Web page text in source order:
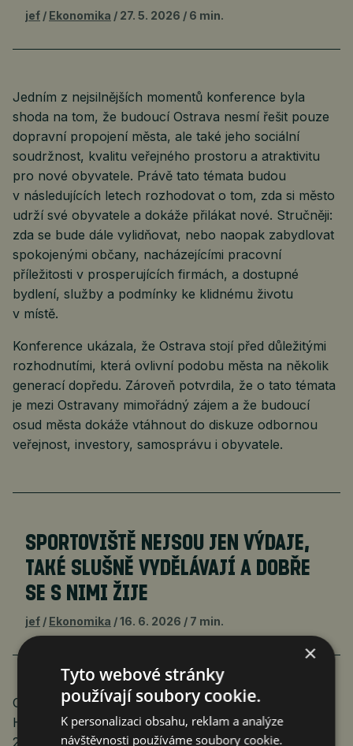
jef Ekonomika 27. 5. 2026 6 min.
Jedním z nejsilnějších momentů konference byla
shoda na tom, že budoucí Ostrava nesmí řešit pouze
dopravní propojení města, ale také jeho sociální
soudržnost, kvalitu veřejného prostoru a atraktivitu
pro nové obyvatele. Právě tato témata budou
v následujících letech rozhodovat o tom, zda si město
udrží své obyvatele a dokáže přilákat nové. Stručněji:
zda se bude dále vylidňovat, nebo naopak zabydlovat
spokojenými občany, nacházejícími pracovní
příležitosti v prosperujících firmách, a dostupné
bydlení, služby a podmínky ke klidnému životu
v místě.
Konference ukázala, že Ostrava stojí před důležitými
rozhodnutími, která ovlivní podobu města na několik
generací dopředu. Zároveň potvrdila, že o tato témata
je mezi Ostravany mimořádný zájem a že budoucí
osud města dokáže vtáhnout do diskuze odbornou
veřejnost, investory, samosprávu i obyvatele.
SPORTOVIŠTĚ NEJSOU JEN VÝDAJE,
TAKÉ SLUŠNĚ VYDĚLÁVAJÍ A DOBŘE
SE S NIMI ŽIJE
jef Ekonomika 16. 6. 2026 7 min.
Ostrava v roce 1996 měla 324 tisíce obyvatel.
Historické minimum zaznamenala před pěti lety:
280 500 lidí. Letos město hlásí něco přes 284 tisíce
×
Tyto webové stránky
používají soubory cookie.
K personalizaci obsahu, reklam a analýze
návštěvnosti používáme soubory cookie.